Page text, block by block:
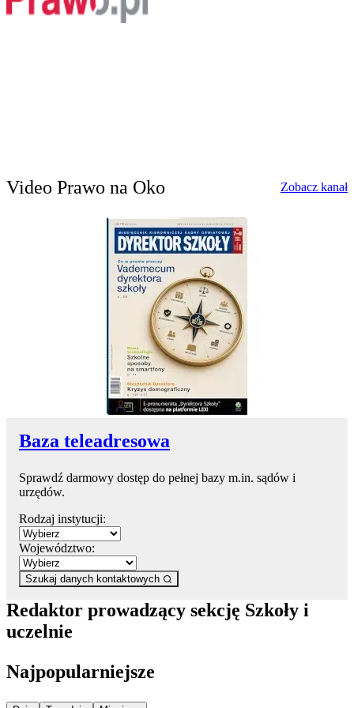
Video Prawo na Oko Zobacz kanał
Baza teleadresowa
Sprawdź darmowy dostęp do pełnej bazy m.in. sądów i
urzędów.
Rodzaj instytucji:
Województwo:
Szukaj danych kontaktowych
Redaktor prowadzący sekcję Szkoły i
uczelnie
Najpopularniejsze